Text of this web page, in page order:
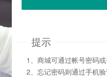
提示
1、商城可通过帐号密码
2、忘记密码则通过手机